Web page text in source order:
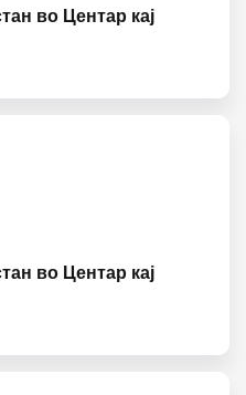
во Центар кај
во Центар кај